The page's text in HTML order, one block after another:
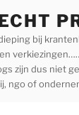
bij
zijn dus niet
ngo of